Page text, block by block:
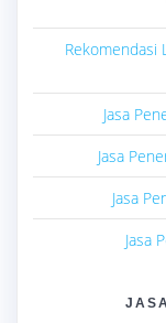
Rekomendasi
Jasa
Jasa
Jasa
Jasa